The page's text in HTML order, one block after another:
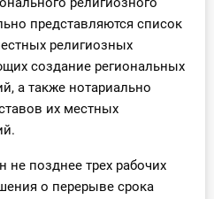
представляются список
религиозных
создание региональных
а также нотариально
их местных
не позднее трех рабочих
о перерыве срока